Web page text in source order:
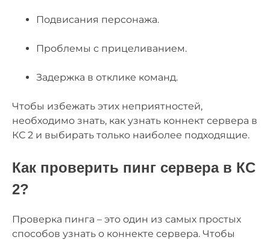
Подвисания персонажа.
Проблемы с прицеливанием.
Задержка в отклике команд.
Чтобы избежать этих неприятностей,
необходимо знать, как узнать коннект сервера в
КС 2 и выбирать только наиболее подходящие.
Как проверить пинг сервера в КС
2?
Проверка пинга – это один из самых простых
способов узнать о коннекте сервера. Чтобы